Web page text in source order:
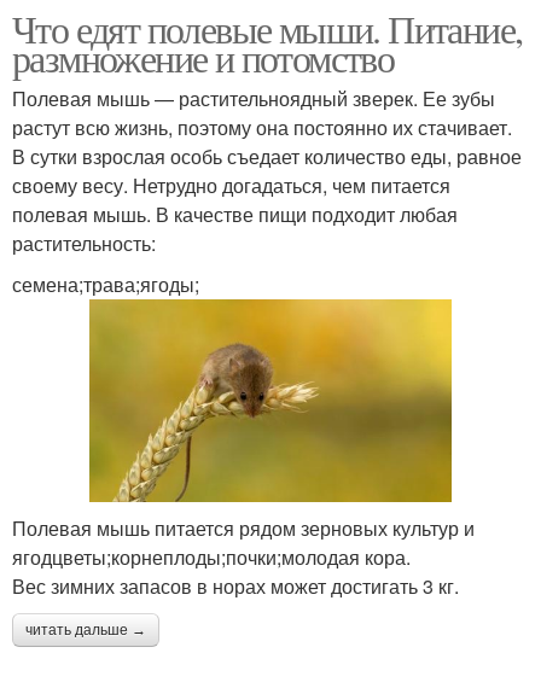
Что едят полевые мыши. Питание,
размножение и потомство
Полевая мышь — растительноядный зверек. Ее зубы
растут всю жизнь, поэтому она постоянно их стачивает.
В сутки взрослая особь съедает количество еды, равное
своему весу. Нетрудно догадаться, чем питается
полевая мышь. В качестве пищи подходит любая
растительность:
семена;трава;ягоды;
Полевая мышь питается рядом зерновых культур и
ягодцветы;корнеплоды;почки;молодая кора.
Вес зимних запасов в норах может достигать 3 кг.
читать дальше →